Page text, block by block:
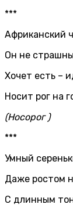
***
Африканский
Он не
Хочет есть –
Носит рог на
(Носорог )
***
Умный
Даже ростом
С длинным